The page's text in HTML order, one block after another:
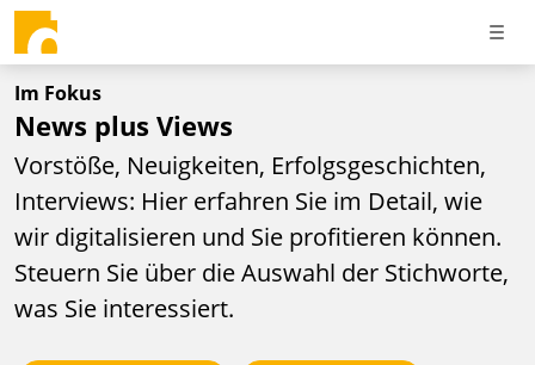
Im Fokus
News plus Views
Vorstöße, Neuigkeiten, Erfolgsgeschichten,
Interviews: Hier erfahren Sie im Detail, wie
wir digitalisieren und Sie profitieren können.
Steuern Sie über die Auswahl der Stichworte,
was Sie interessiert.